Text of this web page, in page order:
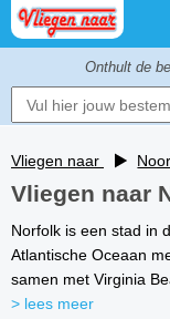
Onthult de
Vliegen naar
Vliegen naar
Norfolk is een stad in
Atlantische Oceaan
samen met Virginia
> lees meer